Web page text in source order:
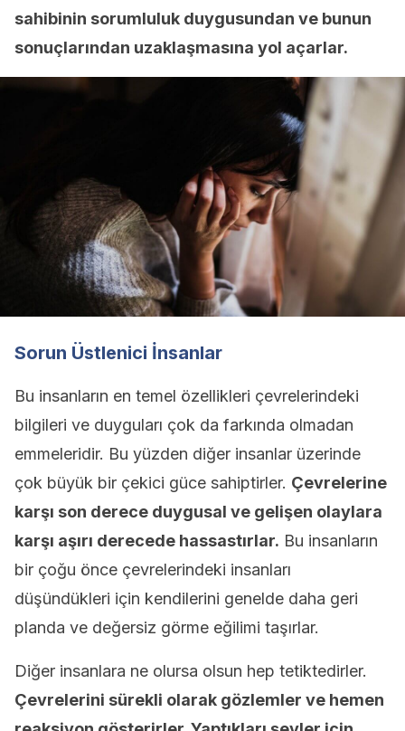
sahibinin sorumluluk duygusundan ve bunun
sonuçlarından uzaklaşmasına yol açarlar.
Sorun Üstlenici İnsanlar
Bu insanların en temel özellikleri çevrelerindeki
bilgileri ve duyguları çok da farkında olmadan
emmeleridir. Bu yüzden diğer insanlar üzerinde
çok büyük bir çekici güce sahiptirler. Çevrelerine
karşı son derece duygusal ve gelişen olaylara
karşı aşırı derecede hassastırlar. Bu insanların
bir çoğu önce çevrelerindeki insanları
düşündükleri için kendilerini genelde daha geri
planda ve değersiz görme eğilimi taşırlar.
Diğer insanlara ne olursa olsun hep tetiktedirler.
Çevrelerini sürekli olarak gözlemler ve hemen